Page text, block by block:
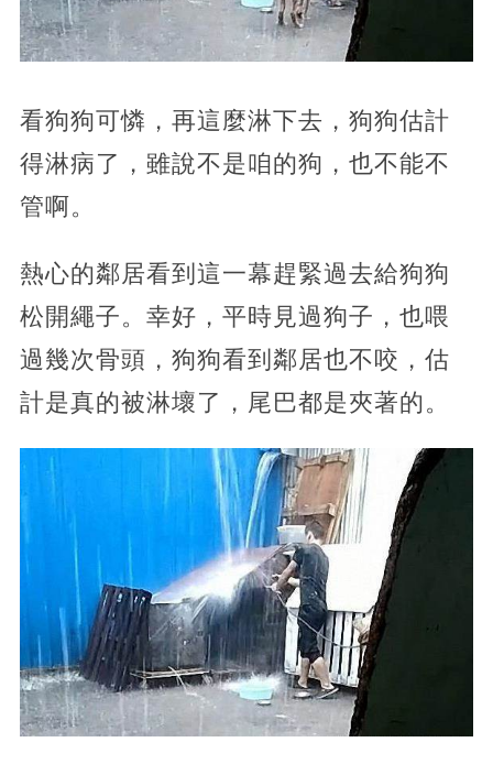
看狗狗可憐，再這麼淋下去，狗狗估計
得淋病了，雖說不是咱的狗，也不能不
管啊。
熱心的鄰居看到這一幕趕緊過去給狗狗
松開繩子。幸好，平時見過狗子，也喂
過幾次骨頭，狗狗看到鄰居也不咬，估
計是真的被淋壞了，尾巴都是夾著的。